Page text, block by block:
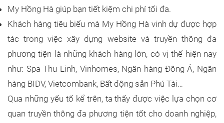
My Hồng Hà giúp bạn tiết kiệm chi phí tối đa.
Khách hàng tiêu biểu mà My Hồng Hà vinh dự được hợp
tác trong việc xây dựng website và truyền thông đa
phương tiện là những khách hàng lớn, có vị thế hiện nay
như: Spa Thu Linh, Vinhomes, Ngân hàng Đông Á, Ngân
hàng BIDV, Vietcombank, Bất động sản Phú Tài…
Qua những yếu tố kể trên, ta thấy được việc lựa chọn cơ
quan truyền thông đa phương tiện tốt cho doanh nghiệp,